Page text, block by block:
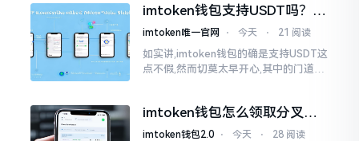
imtoken钱包支持USDT吗？转
账提现全攻略
imtoken唯一官网 ⋅ 今天 ⋅ 21 阅读
如实讲,imtoken钱包的确是支持USDT这
点不假,然而切莫太早开心,其中的门道是
费高得主子心疼
imtoken钱包怎么领取分叉
币？老手教你避坑
imtoken钱包2.0 ⋅ 今天 ⋅ 28 阅读